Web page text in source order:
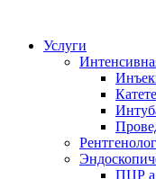
Услуги
ПЦР